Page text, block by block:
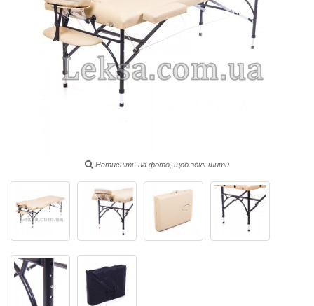
Натисніть на фото, щоб збільшити